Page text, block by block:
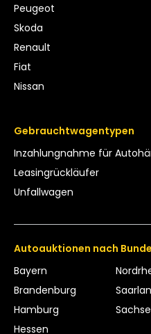
Peugeot
Skoda
Renault
Fiat
Nissan
Gebrauchtwagentypen
Inzahlungnahme für
Leasing­rückläufer
Unfallwagen
Autoauktionen nach
Bayern
Brandenburg
Hamburg
Hessen